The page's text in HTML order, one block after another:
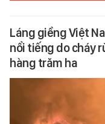
Láng giềng Việt
nổi tiếng do cháy
hàng trăm ha